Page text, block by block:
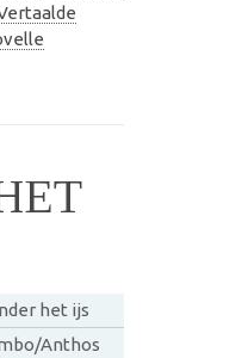
het ijs
Anthos